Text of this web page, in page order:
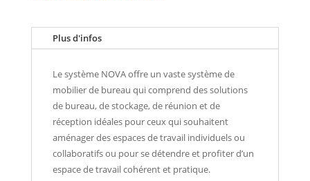
Plus d'infos
Le système NOVA offre un vaste système de
mobilier de bureau qui comprend des solutions
de bureau, de stockage, de réunion et de
réception idéales pour ceux qui souhaitent
aménager des espaces de travail individuels ou
collaboratifs ou pour se détendre et profiter d’un
espace de travail cohérent et pratique.